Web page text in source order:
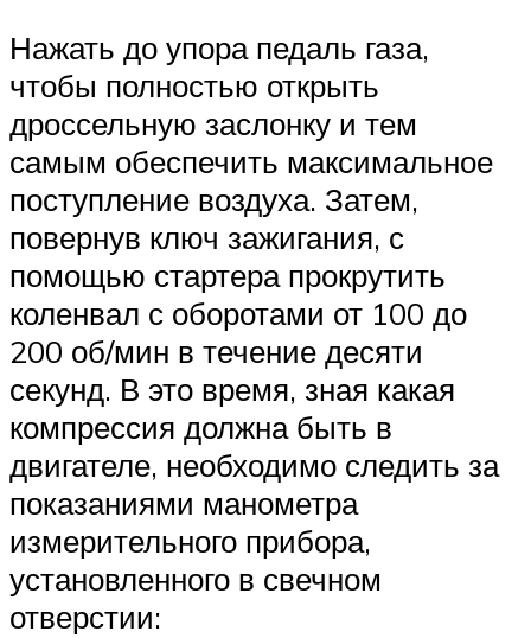
Нажать до упора педаль газа,
чтобы полностью открыть
дроссельную заслонку и тем
самым обеспечить максимальное
поступление воздуха. Затем,
повернув ключ зажигания, с
помощью стартера прокрутить
коленвал с оборотами от 100 до
200 об/мин в течение десяти
секунд. В это время, зная какая
компрессия должна быть в
двигателе, необходимо следить за
показаниями манометра
измерительного прибора,
установленного в свечном
отверстии: